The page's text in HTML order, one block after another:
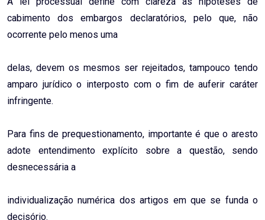
cabimento dos embargos declaratórios, pelo que, não
ocorrente pelo menos uma
delas, devem os mesmos ser rejeitados, tampouco tendo
amparo jurídico o interposto com o fim de auferir caráter
infringente.
Para fins de prequestionamento, importante é que o aresto
adote entendimento explícito sobre a questão, sendo
desnecessária a
individualização numérica dos artigos em que se funda o
decisório.